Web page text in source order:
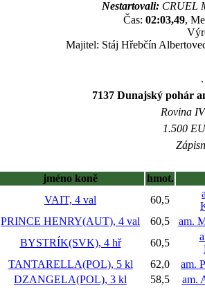
Nestartovali:CRUEL
Čas: 02:03,49,
Majitel: Stáj Hřebčín
7137 Dunajský pohár
Rovina
1.500
jméno koně
hmot.
VAIT, 4 val 60,5
PRINCE HENRY(AUT), 4 val 60,5
am.
BYSTRÍK(SVK), 4 hř 60,5
TANTARELLA(POL), 5 kl 62,0
am.
DZANGELA(POL), 3 kl 58,5
am.